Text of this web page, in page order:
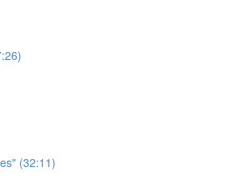
(32:11)